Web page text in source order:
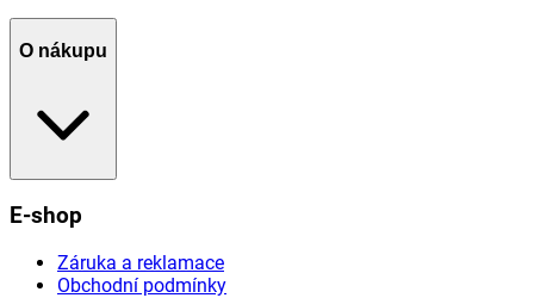
O nákupu
E-shop
Záruka a reklamace
Obchodní podmínky